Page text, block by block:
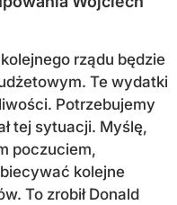
rządu będzie
Te wydatki
Potrzebujemy
tej sytuacji. Myślę,
poczuciem,
kolejne
To zrobił Donald